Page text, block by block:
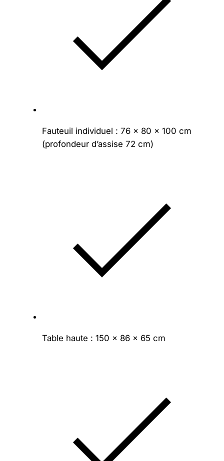
Fauteuil individuel : 76 × 80 × 100 cm
(profondeur d’assise 72 cm)
Table haute : 150 × 86 × 65 cm